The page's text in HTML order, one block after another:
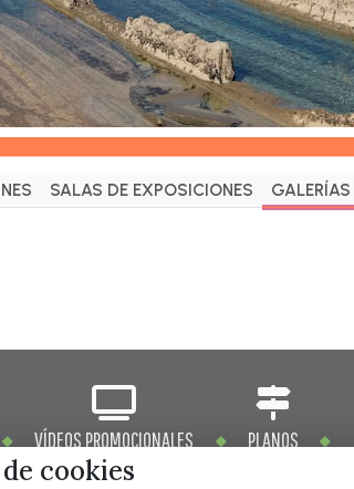
SALAS DE EXPOSICIONES
VÍDEOS PROMOCIONALES PLANOS
cookies